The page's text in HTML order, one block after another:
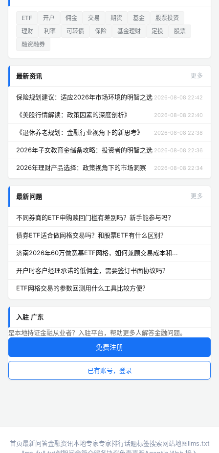
ETF 开户 佣金 交易 期货 基金
股票投资
理财
利率 可转债 保险 基金理财 定投
股票
融资融券
最新资讯 更多
保险规划建议：适应2026年市场环境的明智之选 2026-08-08 22:42
《美股行情解读：政策因素的深度剖析》 2026-08-08 22:40
《退休养老规划：金融行业视角下的新思考》 2026-08-08 22:38
2026年子女教育金储备攻略：投资者的明智之选 2026-08-08 22:36
2026年理财产品选择：政策视角下的市场洞察 2026-08-08 22:34
最新问题 更多
不同券商的ETF申购赎回门槛有差别吗？新手能参与吗？
债券ETF适合做网格交易吗？和股票ETF有什么区别？
济南2026年60万做宽基ETF网格，如何兼顾交易成本和...
开户时客户经理承诺的低佣金，需要签订书面协议吗？
ETF网格交易的参数回测用什么工具比较方便？
入驻 广东
是本地持证金融从业者？入驻平台，帮助更多人解答金融问题。
免费注册
已有账号，登录
首页最新问答金融资讯本地专家专家排行话题标签搜索网站地图llms.txt